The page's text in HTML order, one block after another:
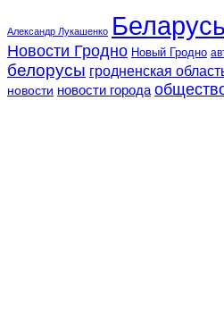
Александр Лукашенко Беларусь
Новости Гродно Новый Гродно
белорусы гродненская
новости новости города